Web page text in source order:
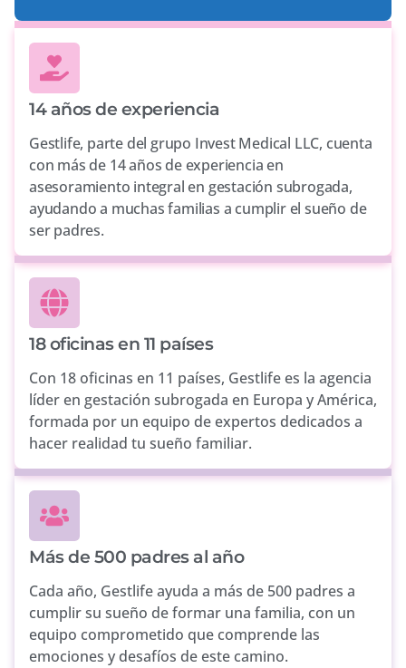
14 años de experiencia
Gestlife, parte del grupo Invest Medical LLC, cuenta
con más de 14 años de experiencia en
asesoramiento integral en gestación subrogada,
ayudando a muchas familias a cumplir el sueño de
ser padres.
18 oficinas en 11 países
Con 18 oficinas en 11 países, Gestlife es la agencia
líder en gestación subrogada en Europa y América,
formada por un equipo de expertos dedicados a
hacer realidad tu sueño familiar.
Más de 500 padres al año
Cada año, Gestlife ayuda a más de 500 padres a
cumplir su sueño de formar una familia, con un
equipo comprometido que comprende las
emociones y desafíos de este camino.